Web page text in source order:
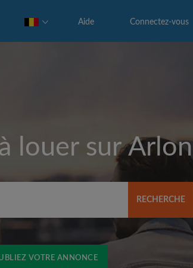
Connectez-vous
Aide
louer surArlon
RECHERCHE
VOTRE ANNONCE
max par mois (€)